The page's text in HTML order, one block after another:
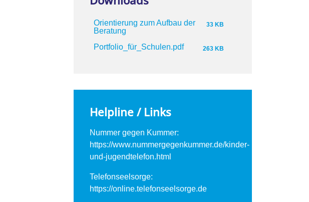
Orientierung zum Aufbau der
Beratung
33 KB
Portfolio_für_Schulen.pdf 263 KB
Helpline / Links
Nummer gegen Kummer:
https://www.nummergegenkummer.de/kinder-
und-jugendtelefon.html
Telefonseelsorge:
https://online.telefonseelsorge.de